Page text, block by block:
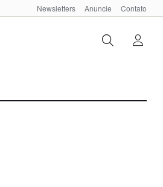
Newsletters Anuncie Contato